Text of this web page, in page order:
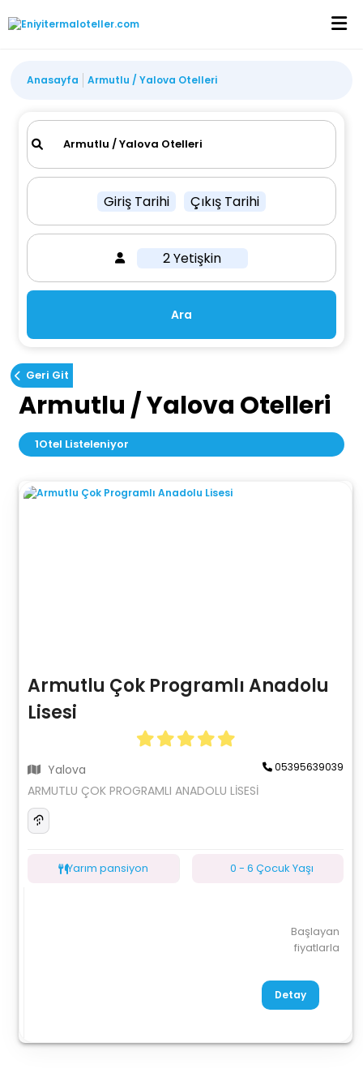
Anasayfa Armutlu / Yalova Otelleri
Giriş Tarihi Çıkış Tarihi
2 Yetişkin
Ara
Geri Git
Armutlu / Yalova Otelleri
1Otel Listeleniyor
Armutlu Çok Programlı Anadolu
Lisesi
Yalova 05395639039
ARMUTLU ÇOK PROGRAMLI ANADOLU LİSESİ
Yarım pansiyon 0 - 6 Çocuk Yaşı
Başlayan
fiyatlarla
Detay